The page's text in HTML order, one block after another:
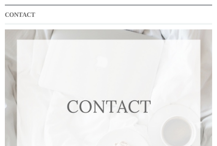
CONTACT